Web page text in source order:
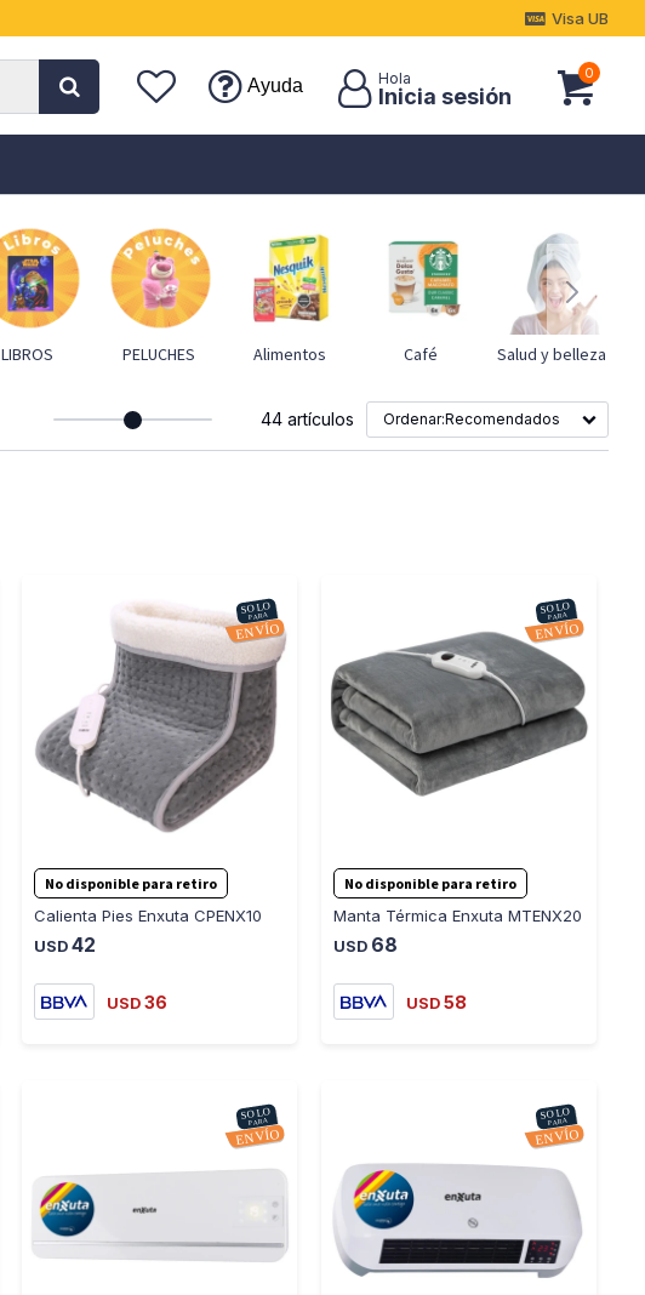
Ayuda
0
Visa UB
LIBROS PELUCHES Alimentos Café Salud y belleza
44 artículos Recomendados
No disponible para retiro
Calienta Pies Enxuta CPENX10
USD 42
USD 36
No disponible para retiro
Manta Térmica Enxuta MTENX20
USD 68
USD 58